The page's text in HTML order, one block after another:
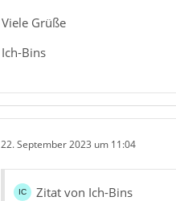
Viele Grüße
Ich-Bins
22. September 2023 um 11:04
Zitat von Ich-Bins